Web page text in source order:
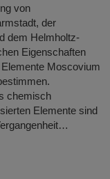
von
der
dem Helmholtz-
Eigenschaften
Moscovium
chemisch
Elemente sind